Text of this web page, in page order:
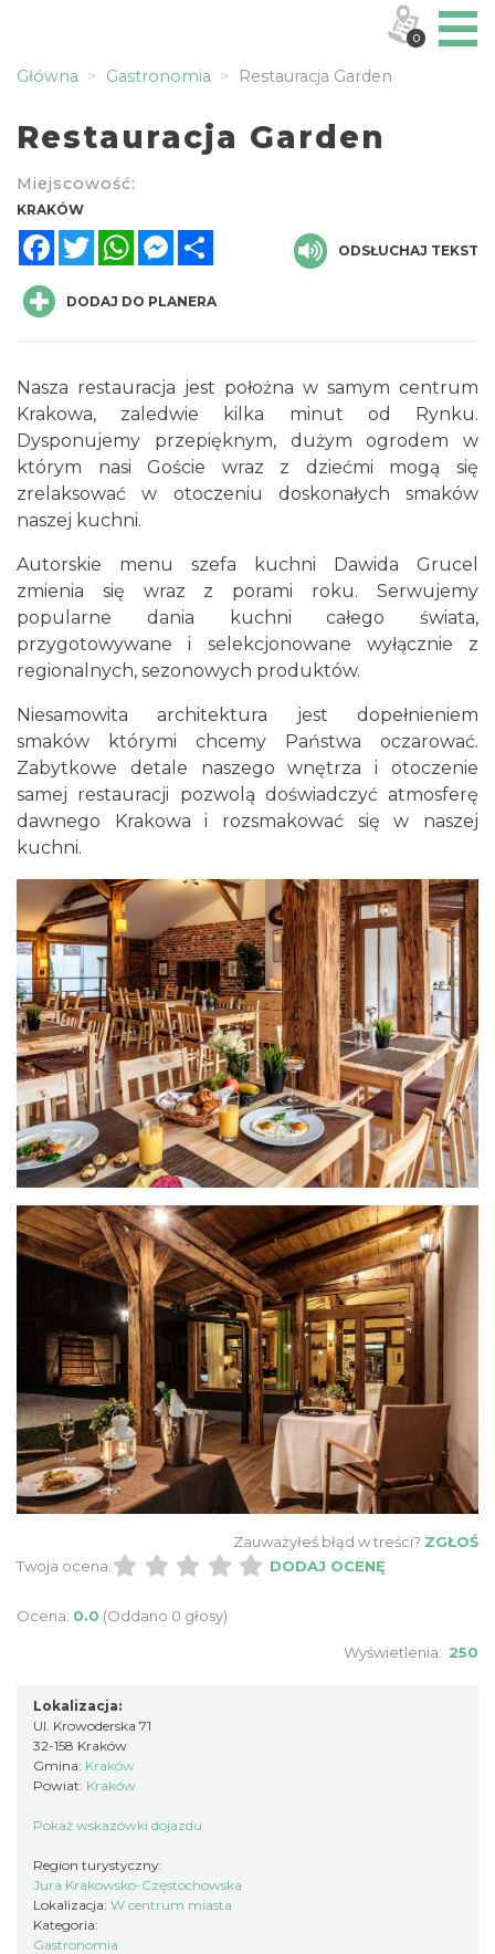
Główna Gastronomia Restauracja Garden
Restauracja Garden
Miejscowość:
KRAKÓW
FacebookTwitterWhatsAppMessenger
ODSŁUCHAJ TEKST
DODAJ DO PLANERA
Nasza restauracja jest położna w samym centrum
Krakowa, zaledwie kilka minut od Rynku.
Dysponujemy przepięknym, dużym ogrodem w
którym nasi Goście wraz z dziećmi mogą się
zrelaksować w otoczeniu doskonałych smaków
naszej kuchni.
Autorskie menu szefa kuchni Dawida Grucel
zmienia się wraz z porami roku. Serwujemy
popularne dania kuchni całego świata,
przygotowywane i selekcjonowane wyłącznie z
regionalnych, sezonowych produktów.
Niesamowita architektura jest dopełnieniem
smaków którymi chcemy Państwa oczarować.
Zabytkowe detale naszego wnętrza i otoczenie
samej restauracji pozwolą doświadczyć atmosferę
dawnego Krakowa i rozsmakować się w naszej
kuchni.
Zauważyłeś błąd w treści? ZGŁOŚ
Twoja ocena:
DODAJ OCENĘ
Ocena: 0.0 (Oddano 0 głosy)
Wyświetlenia: 250
Lokalizacja:
Ul. Krowoderska 71
32-158 Kraków
Gmina: Kraków
Powiat: Kraków
Pokaż wskazówki dojazdu
Region turystyczny:
Jura Krakowsko-Częstochowska
Lokalizacja: W centrum miasta
Kategoria:
Gastronomia
0